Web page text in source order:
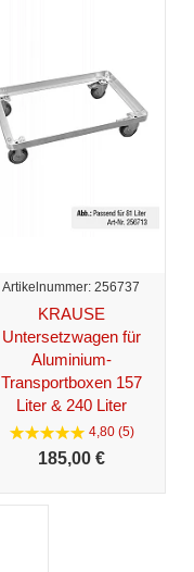
Artikelnummer: 256737
KRAUSE
Untersetzwagen für
Aluminium-
Transportboxen 157
Liter & 240 Liter
4,80 (5)
185,00 €